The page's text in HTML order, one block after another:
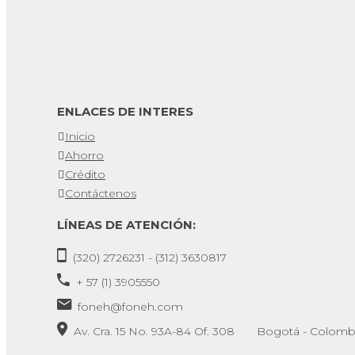
ENLACES DE INTERES
Inicio
Ahorro
Crédito
Contáctenos
LÍNEAS DE ATENCIÓN:
(320) 2726231 - (312) 3630817
+ 57 (1) 3905550
foneh@foneh.com
Av. Cra. 15 No. 93A-84 Of. 308 Bogotá -